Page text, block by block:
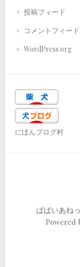
投稿フィード
コメントフィード
WordPress.org
にほんブログ村
ぱぱいあね
Powered